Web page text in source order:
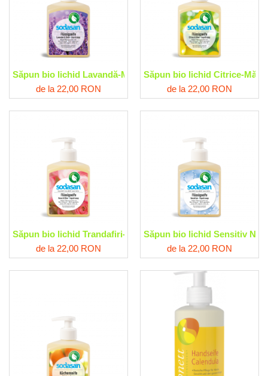
Săpun bio lichid Lavandă-Măsline Sodasan
de la 22,00 RON
Săpun bio lichid Citrice-
de la 22,00 RON
Săpun bio lichid Trandafiri-Măsline Sodasan
de la 22,00 RON
Săpun bio lichid Sensitiv
de la 22,00 RON